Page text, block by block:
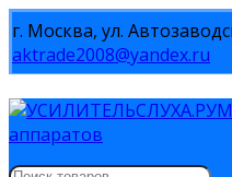
г. Москва, ул.
aktrade2008@yandex.ru
аппаратов